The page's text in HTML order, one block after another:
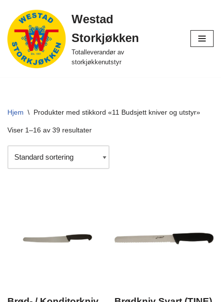
Hopp
til
innholdet
Westad
Storkjøkken
Totalleverandør av
storkjøkkenutstyr
Hjem \ Produkter med stikkord «11 Budsjett kniver og utstyr»
Viser 1–16 av 39 resultater